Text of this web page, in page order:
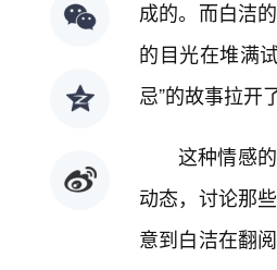
成的。而白洁
的目光在堆满
忌”的故事拉开
这种情感
动态，讨论那
意到白洁在翻